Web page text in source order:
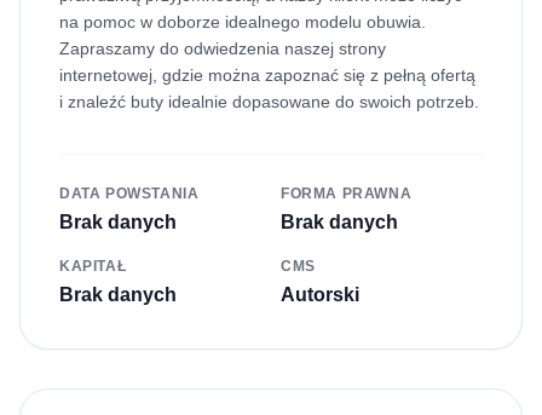
na pomoc w doborze idealnego modelu obuwia.
Zapraszamy do odwiedzenia naszej strony
internetowej, gdzie można zapoznać się z pełną ofertą
i znaleźć buty idealnie dopasowane do swoich potrzeb.
DATA POWSTANIA
Brak danych
FORMA PRAWNA
Brak danych
KAPITAŁ
Brak danych
CMS
Autorski